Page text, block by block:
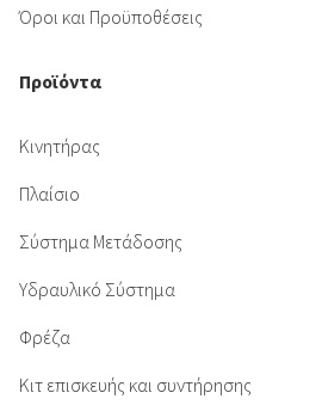
Όροι και Προϋποθέσεις
Προϊόντα
Κινητήρας
Πλαίσιο
Σύστημα Μετάδοσης
Υδραυλικό Σύστημα
Φρέζα
Κιτ επισκευής και συντήρησης